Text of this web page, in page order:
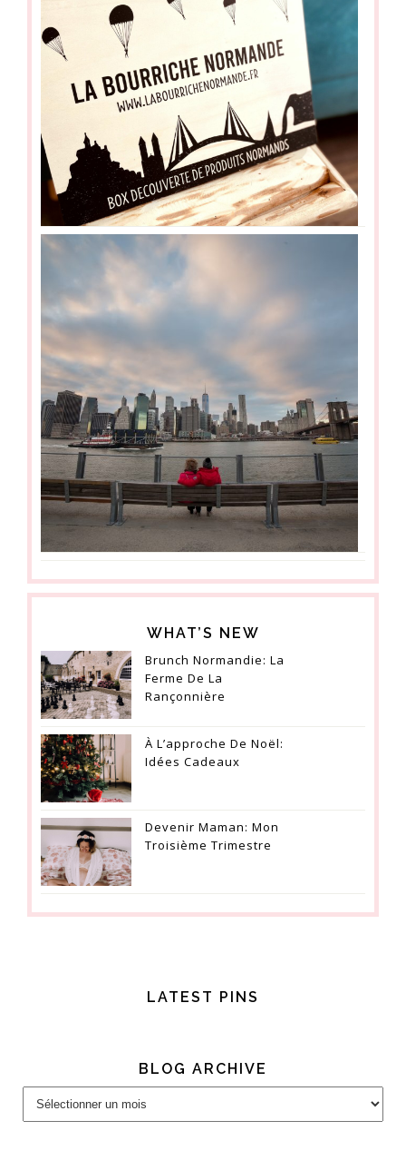
WHAT’S NEW
Brunch Normandie: La
Ferme De La
Rançonnière
À L’approche De Noël:
Idées Cadeaux
Devenir Maman: Mon
Troisième Trimestre
LATEST PINS
BLOG ARCHIVE
Archive